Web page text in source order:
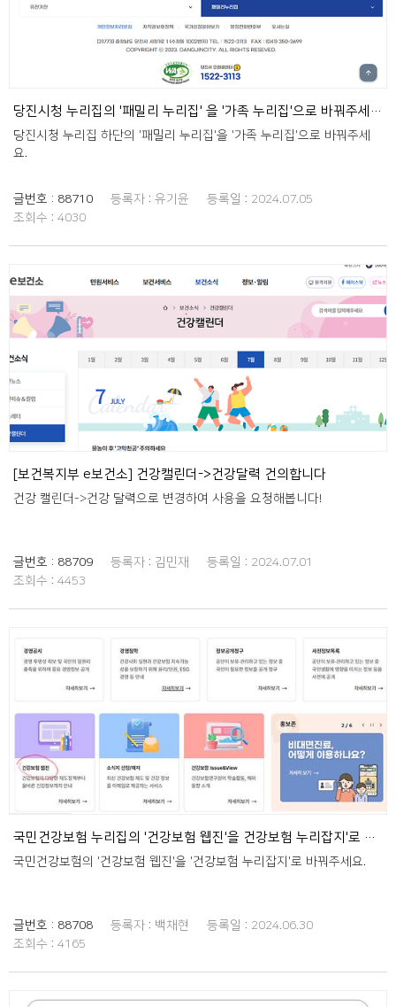
당진시청 누리집의 '패밀리 누리집' 을 '가족 누리집'으로 바꿔주세요.
당진시청 누리집 하단의 '패밀리 누리집'을 '가족 누리집'으로 바꿔주세
요.
글번호 : 88710 등록자 : 유기윤 등록일 : 2024.07.05
조회수 : 4030
[보건복지부 e보건소] 건강캘린더->건강달력 건의합니다
건강 캘린더->건강 달력으로 변경하여 사용을 요청해봅니다!
글번호 : 88709 등록자 : 김민재 등록일 : 2024.07.01
조회수 : 4453
국민건강보험 누리집의 '건강보험 웹진'을 건강보험 누리잡지'로 바꿔주세요.
국민건강보험의 '건강보험 웹진'을 '건강보험 누리잡지'로 바꿔주세요.
글번호 : 88708 등록자 : 백채현 등록일 : 2024.06.30
조회수 : 4165